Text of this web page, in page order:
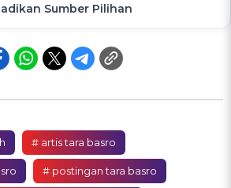
Sumber Pilihan
# artis tara basro
# postingan tara basro